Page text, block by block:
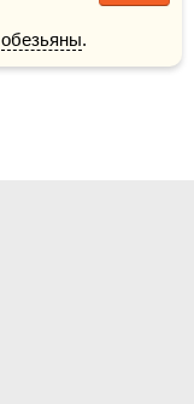
обезьяны.